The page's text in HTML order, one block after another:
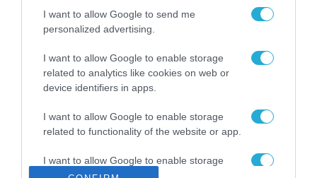
I want to allow Google to send me
personalized advertising.
I want to allow Google to enable storage
related to analytics like cookies on web or
device identifiers in apps.
I want to allow Google to enable storage
related to functionality of the website or app.
I want to allow Google to enable storage
related to personalization.
αφορούν τους ΦΗΜ
Σ. Καλαφάτης: «Η
Τεχνητή Νοημοσύνη
δεν είναι απλώς μια
μια νέα βιομηχανική
επανάσταση»
Νέος οδηγός του ΕΚΤ
των ελληνικών